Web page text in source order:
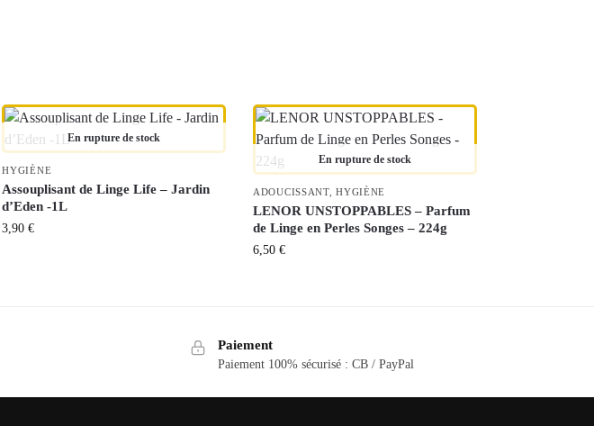
En rupture de stock
HYGIÈNE
Assouplisant de Linge Life – Jardin
d’Eden -1L
3,90€
En rupture de stock
ADOUCISSANT,HYGIÈNE
LENOR UNSTOPPABLES – Parfum
de Linge en Perles Songes – 224g
6,50€
Paiement
Paiement 100% sécurisé : CB / PayPal